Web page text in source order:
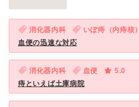
消化器内科 いぼ痔（内痔核）
血便の迅速な対応
消化器内科 血便
5.0
痔といえば土庫病院